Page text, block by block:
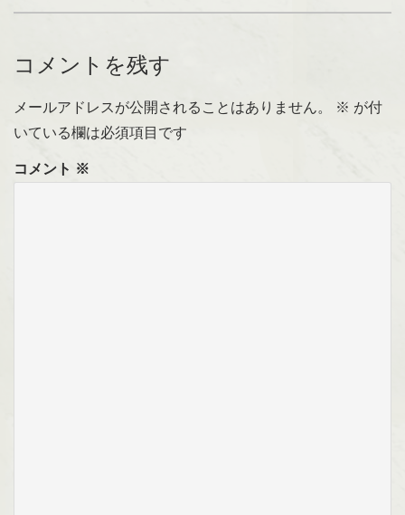
コメントを残す
メールアドレスが公開されることはありません。 ※ が付
いている欄は必須項目です
コメント ※